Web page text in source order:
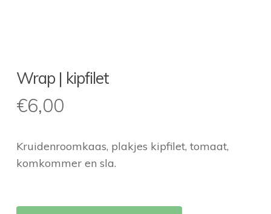
Wrap | kipfilet
€6,00
Kruidenroomkaas, plakjes kipfilet, tomaat,
komkommer en sla.